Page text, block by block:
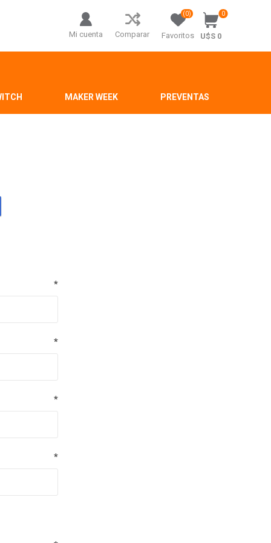
Mi cuenta Comparar Favoritos
(0) 0
U$S 0
MAKER WEEK PREVENTAS
*
*
*
*